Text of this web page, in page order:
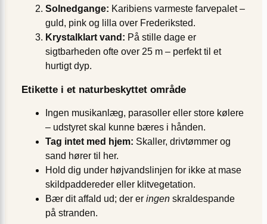
Solnedgange: Karibiens varmeste farvepalet –
guld, pink og lilla over Frederiksted.
Krystalklart vand: På stille dage er
sigtbarheden ofte over 25 m – perfekt til et
hurtigt dyp.
Etikette i et naturbeskyttet område
Ingen musikanlæg, parasoller eller store kølere
– udstyret skal kunne bæres i hånden.
Tag intet med hjem: Skaller, drivtømmer og
sand hører til her.
Hold dig under højvandslinjen for ikke at mase
skildpaddereder eller klitvegetation.
Bær dit affald ud; der er ingen skraldespande
på stranden.